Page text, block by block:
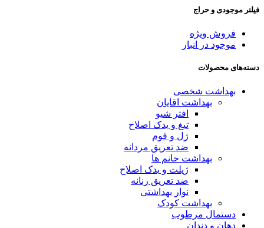
فیلتر موجودی و حراج
فروش ویژه
موجود در انبار
دسته‌های محصولات
بهداشت شخصی
بهداشت اقایان
افتر شیو
تیغ و یدک اصلاح
ژل و فوم
ضد تعریق مردانه
بهداشت خانم ها
ژیلت و یدک اصلاح
ضد تعریق زنانه
نوار بهداشتی
بهداشت کودک
دستمال مرطوب
دهان و دندان